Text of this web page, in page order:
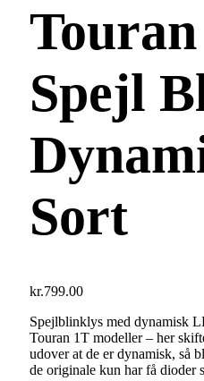
Spejl
Sort
kr.799.00
Spejlblinklys med dynamisk
Touran 1T modeller – her
udover at de er dynamisk, så
de originale kun har få dioder